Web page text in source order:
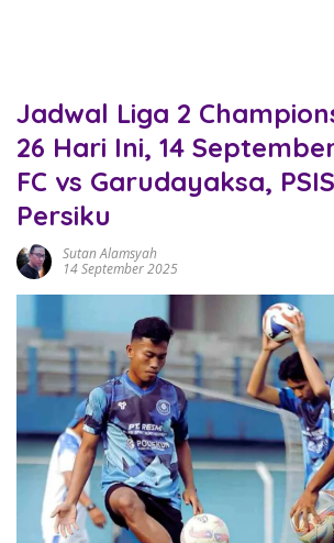
Jadwal Liga 2
26 Hari Ini, 14
FC vs Garudayaksa,
Persiku
Sutan Alamsyah
14 September 2025